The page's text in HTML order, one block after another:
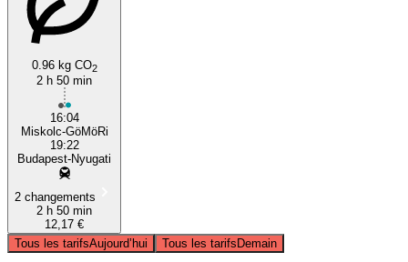
0.96 kg CO2
2 h 50 min
16:04
Miskolc-GöMöRi
19:22
Budapest-Nyugati
2 changements
2 h 50 min
12,17 €
Tous les tarifsAujourd’hui Tous les tarifsDemain